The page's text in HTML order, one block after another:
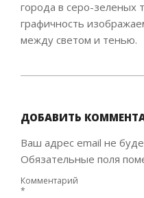
города в серо-зеленых
графичность
между светом и тенью.
04
ДОБАВИТЬ
Ваш адрес email не
Обязательные поля
Комментарий
*